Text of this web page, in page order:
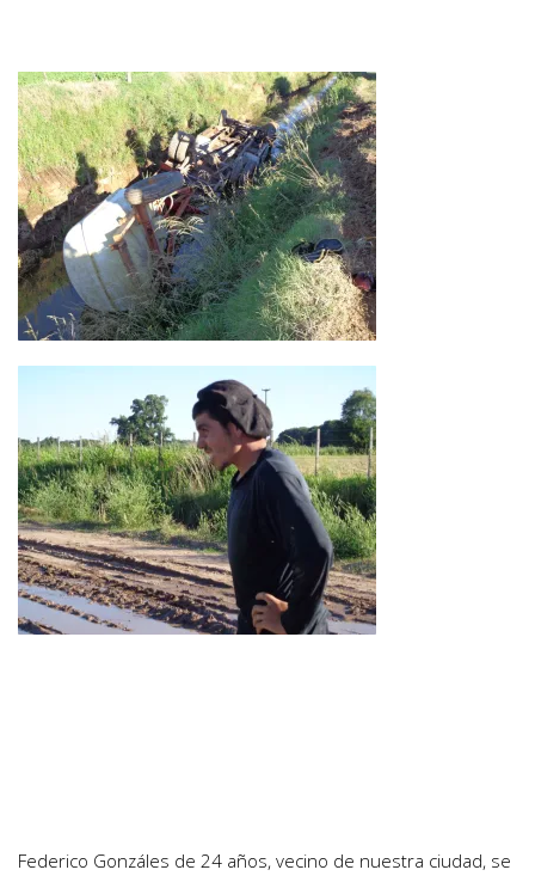
Federico Gonzáles de 24 años, vecino de nuestra ciudad, se